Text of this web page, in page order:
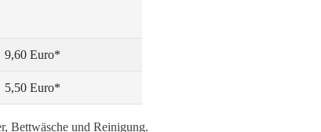
9,60 Euro*
5,50 Euro*
Bettwäsche und Reinigung.